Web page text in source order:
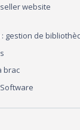
website
: gestion de
brac